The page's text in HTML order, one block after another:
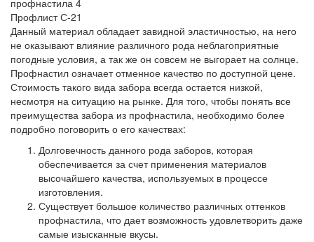
Профлист С-21
Данный материал обладает завидной эластичностью, на него
не оказывают влияние различного рода неблагоприятные
погодные условия, а так же он совсем не выгорает на солнце.
Профнастил означает отменное качество по доступной цене.
Стоимость такого вида забора всегда остается низкой,
несмотря на ситуацию на рынке. Для того, чтобы понять все
преимущества забора из профнастила, необходимо более
подробно поговорить о его качествах:
Долговечность данного рода заборов, которая
обеспечивается за счет применения материалов
высочайшего качества, используемых в процессе
изготовления.
Существует большое количество различных оттенков
профнастила, что дает возможность удовлетворить даже
самые изысканные вкусы.